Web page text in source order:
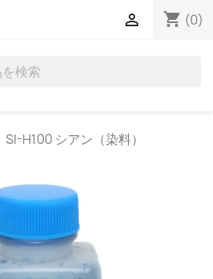
shopping_cart (0)

SI-H100 シアン（染料）